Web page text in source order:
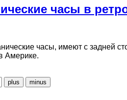
часы в
часы, имеют с задней
Америке.